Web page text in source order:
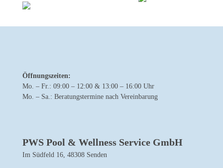
Öffnungszeiten:
Mo. – Fr.: 09:00 – 12:00 & 13:00 – 16:00 Uhr
Mo. – Sa.: Beratungstermine nach Vereinbarung
PWS Pool & Wellness Service GmbH
Im Südfeld 16, 48308 Senden